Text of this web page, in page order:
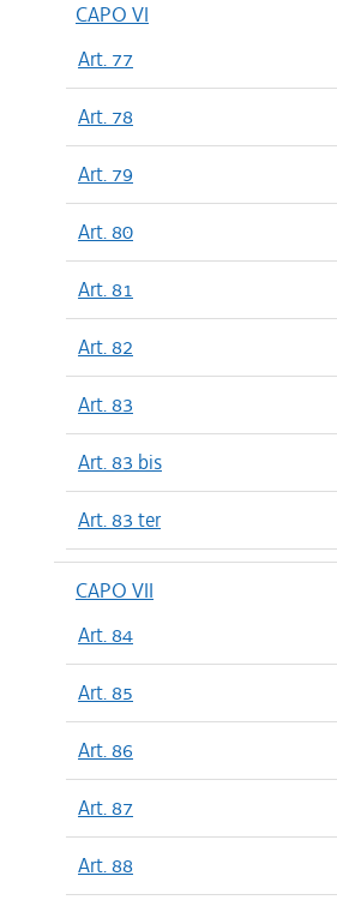
CAPO VI
Art. 77
Art. 78
Art. 79
Art. 80
Art. 81
Art. 82
Art. 83
Art. 83 bis
Art. 83 ter
CAPO VII
Art. 84
Art. 85
Art. 86
Art. 87
Art. 88